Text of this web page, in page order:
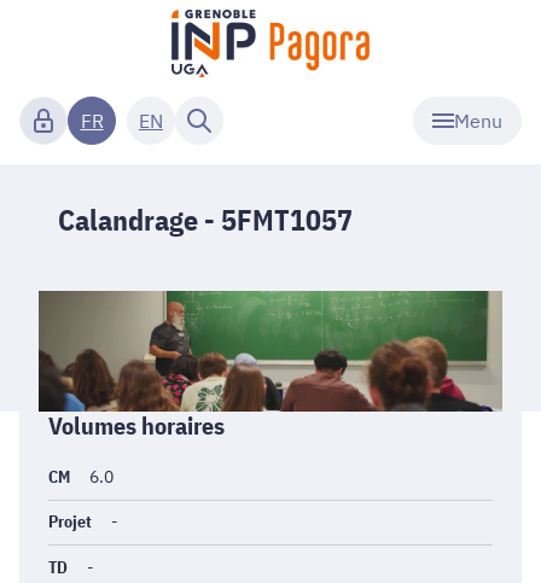
Menu
FR EN
Calandrage - 5FMT1057
Informations
générales
Volumes horaires
CM 6.0
Projet -
TD -